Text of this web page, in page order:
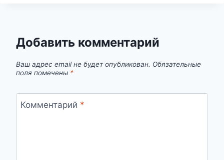
ВАС
Добавить комментарий
Ваш адрес email не будет опубликован. Обязательные
поля помечены *
Комментарий *